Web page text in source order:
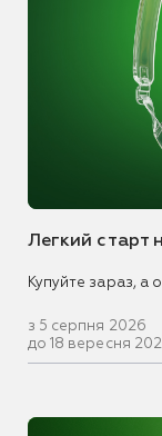
Легкий старт
Купуйте зараз, а
з 5 серпня 2026
до 18 вересня